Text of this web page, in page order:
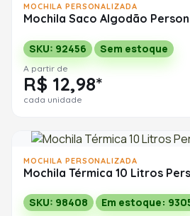
MOCHILA PERSONALIZADA
Mochila Saco Algodão
SKU: 92456 Sem estoque
A partir de
R$ 12,98*
cada unidade
MOCHILA PERSONALIZADA
Mochila Térmica 10 Litros
SKU: 98408 Em estoque: